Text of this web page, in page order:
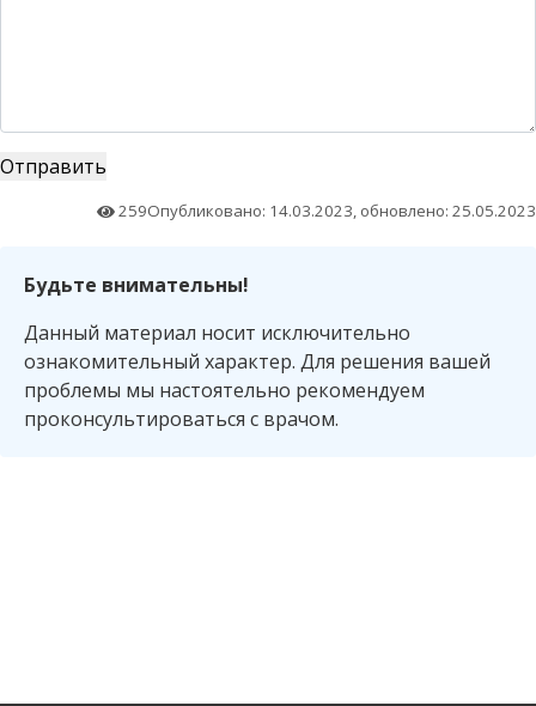
259Опубликовано: 14.03.2023, обновлено: 25.05.2023
Будьте внимательны!
Данный материал носит исключительно
ознакомительный характер. Для решения вашей
проблемы мы настоятельно рекомендуем
проконсультироваться с врачом.